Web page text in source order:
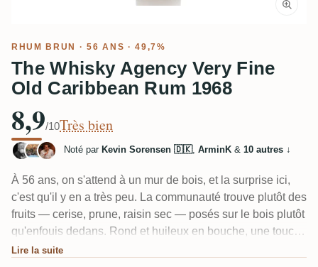
RHUM BRUN · 56 ANS · 49,7%
The Whisky Agency Very Fine
Old Caribbean Rum 1968
8,9/10Très bien
Noté par Kevin Sorensen 🇩🇰, ArminK & 10 autres ↓
À 56 ans, on s'attend à un mur de bois, et la surprise ici,
c'est qu'il y en a très peu. La communauté trouve plutôt des
fruits — cerise, prune, raisin sec — posés sur le bois plutôt
qu'enfouis dedans. Rond et huileux en bouche, une touche
de tabac et un léger chocolat, une douceur qui semble
Lire la suite